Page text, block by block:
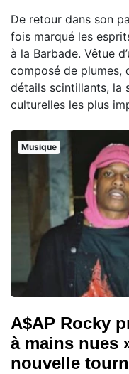
De retour dans son
fois marqué les
à la Barbade. Vêtue
composé de plumes,
détails scintillants, la
culturelles les plus
Musique
A$AP Rocky
à mains nues
nouvelle